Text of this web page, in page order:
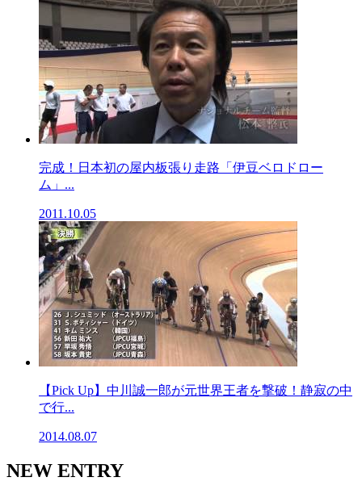
完成！日本初の屋内板張り走路「伊豆ベロドロー
ム」...
2011.10.05
【Pick Up】中川誠一郎が元世界王者を撃破！静寂の中
で行...
2014.08.07
NEW ENTRY